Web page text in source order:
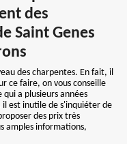
des
Saint Genes
des charpentes. En fait, il
ce faire, on vous conseille
a plusieurs années
est inutile de s'inquiéter de
des prix très
amples informations,